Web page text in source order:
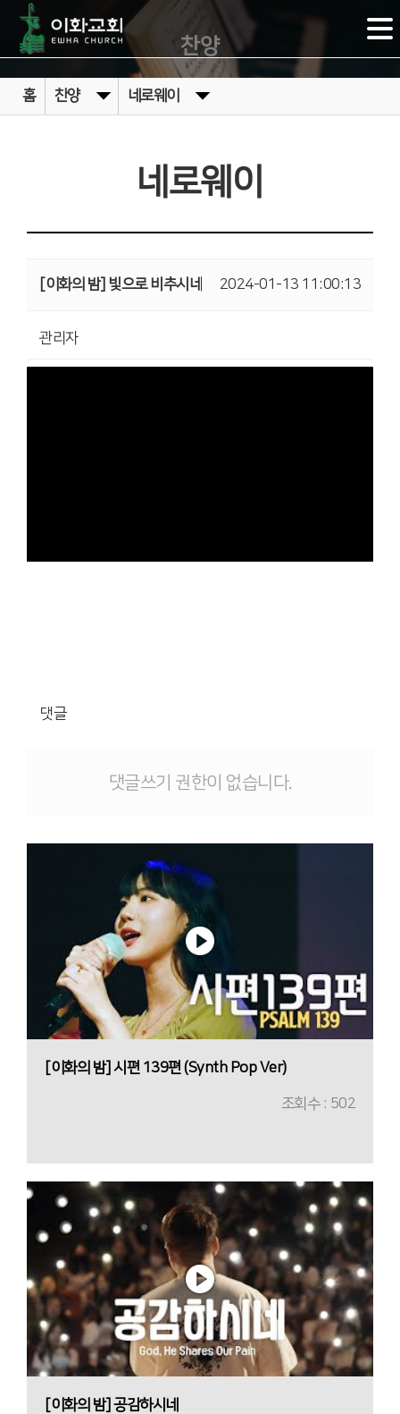
찬양
홈 찬양 네로웨이
네로웨이
[이화의 밤] 빛으로 비추시네 2024-01-13 11:00:13
관리자
댓글
댓글쓰기 권한이 없습니다.
[이화의 밤] 시편 139편 (Synth Pop Ver)
조회수 : 502
[이화의 밤] 공감하시네